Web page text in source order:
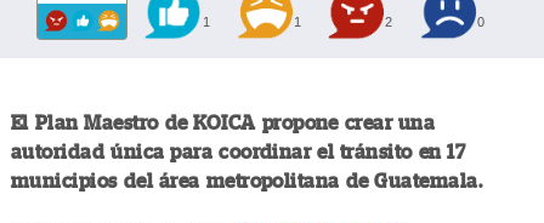
1 1 2 0
El Plan Maestro de KOICA propone crear una
autoridad única para coordinar el tránsito en 17
municipios del área metropolitana de Guatemala.